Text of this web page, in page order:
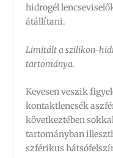
hidrogél
átállítani.
Limitált a szilikon-
tartománya.
Kevesen veszik
kontaktlencsék
következtében
tartományban
szférikus